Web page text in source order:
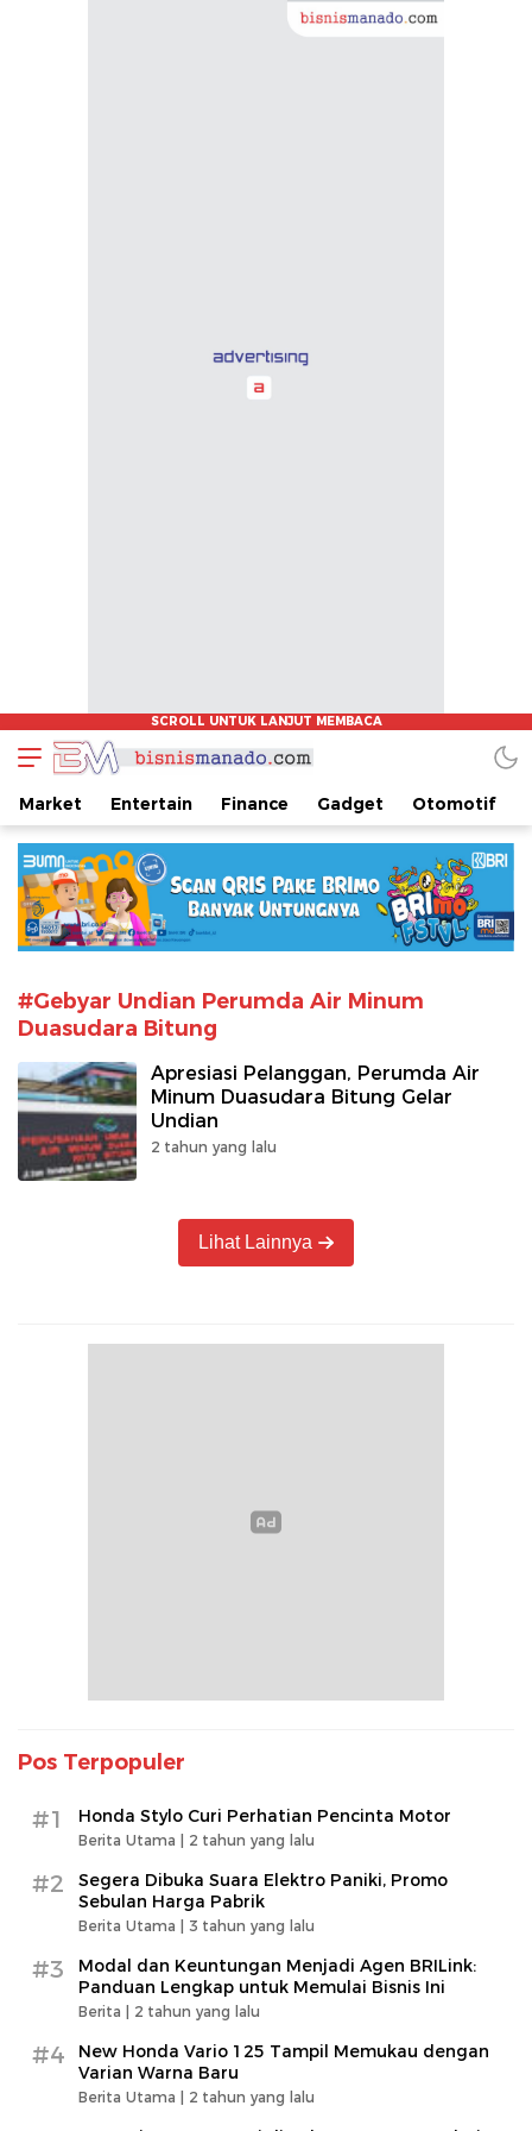
www.bisnismanado.com
Berita Bisnis Sulawesi Utara
Market Entertain Finance Gadget Otomotif
#Gebyar Undian Perumda Air Minum
Duasudara Bitung
Apresiasi Pelanggan, Perumda Air
Minum Duasudara Bitung Gelar
Undian
2 tahun yang lalu
Lihat Lainnya
Pos Terpopuler
#1 Honda Stylo Curi Perhatian Pencinta Motor
Berita Utama | 2 tahun yang lalu
#2
Segera Dibuka Suara Elektro Paniki, Promo
Sebulan Harga Pabrik
Berita Utama | 3 tahun yang lalu
#3
Modal dan Keuntungan Menjadi Agen BRILink:
Panduan Lengkap untuk Memulai Bisnis Ini
Berita | 2 tahun yang lalu
#4
New Honda Vario 125 Tampil Memukau dengan
Varian Warna Baru
Berita Utama | 2 tahun yang lalu